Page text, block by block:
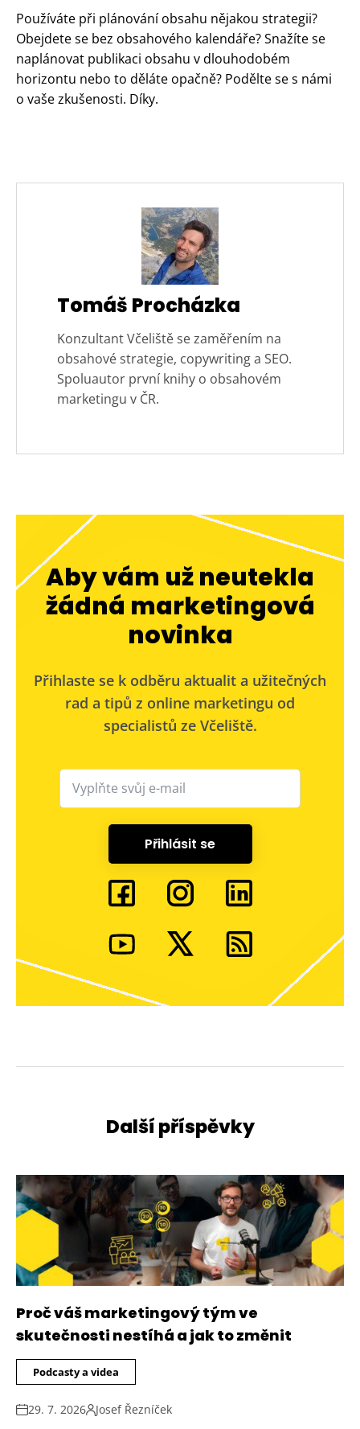
Používáte při plánování obsahu nějakou strategii?
Obejdete se bez obsahového kalendáře? Snažíte se
naplánovat publikaci obsahu v dlouhodobém
horizontu nebo to děláte opačně? Podělte se s námi
o vaše zkušenosti. Díky.
Tomáš Procházka
Konzultant Včeliště se zaměřením na
obsahové strategie, copywriting a SEO.
Spoluautor první knihy o obsahovém
marketingu v ČR.
Aby vám už neutekla
žádná marketingová
novinka
Přihlaste se k odběru aktualit a užitečných
rad a tipů z online marketingu od
specialistů ze Včeliště.
Přihlásit se
Další příspěvky
Proč váš marketingový tým ve
skutečnosti nestíhá a jak to změnit
Podcasty a videa
29. 7. 2026 Josef Řezníček